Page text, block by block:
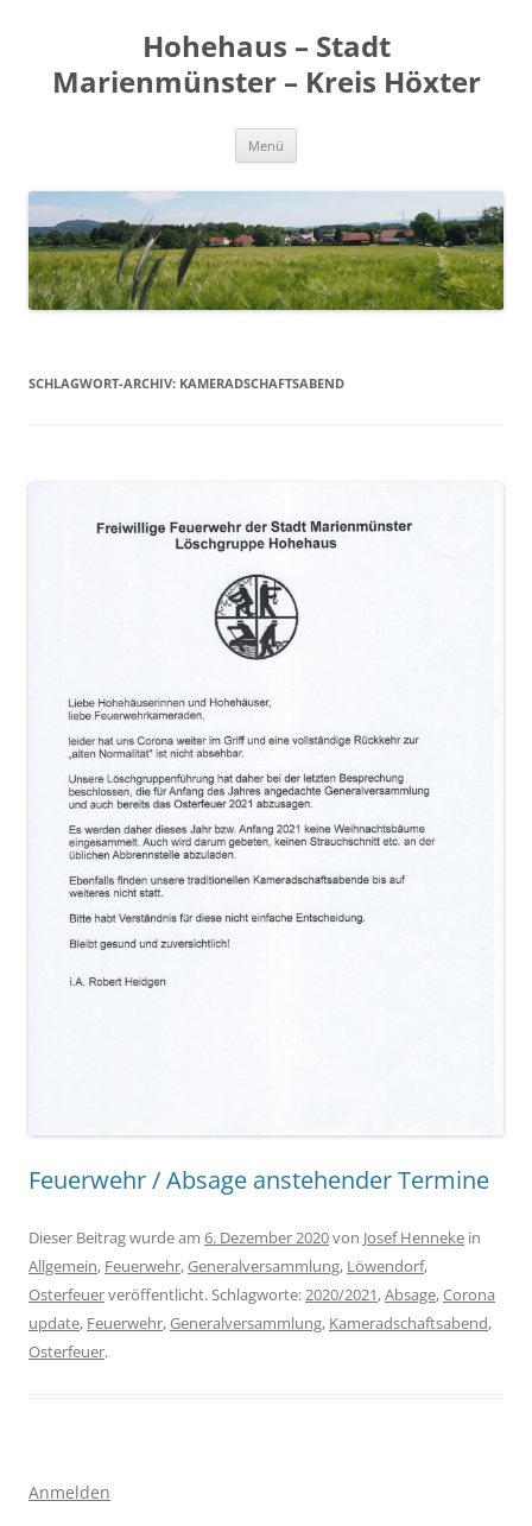
Hohehaus – Stadt
Marienmünster – Kreis Höxter
Menü
SCHLAGWORT-ARCHIV: KAMERADSCHAFTSABEND
Feuerwehr / Absage anstehender Termine
Dieser Beitrag wurde am 6. Dezember 2020von Josef Henneke in
Allgemein, Feuerwehr,Generalversammlung, Löwendorf,
Osterfeuerveröffentlicht. Schlagworte:2020/2021,Absage,Corona
update, Feuerwehr,Generalversammlung, Kameradschaftsabend,
Osterfeuer.
Anmelden